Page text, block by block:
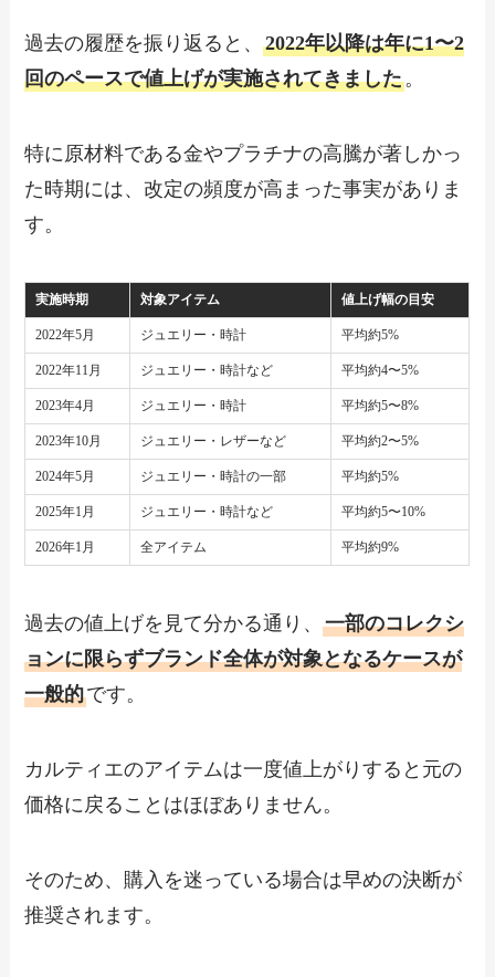
過去の履歴を振り返ると、2022年以降は年に1〜2
回のペースで値上げが実施されてきました。
特に原材料である金やプラチナの高騰が著しかっ
た時期には、改定の頻度が高まった事実がありま
す。
実施時期 対象アイテム 値上げ幅の目安
2022年5月 ジュエリー・時計 平均約5%
2022年11月 ジュエリー・時計など 平均約4〜5%
2023年4月 ジュエリー・時計 平均約5〜8%
2023年10月 ジュエリー・レザーなど 平均約2〜5%
2024年5月 ジュエリー・時計の一部 平均約5%
2025年1月 ジュエリー・時計など 平均約5〜10%
2026年1月 全アイテム 平均約9%
過去の値上げを見て分かる通り、一部のコレクシ
ョンに限らずブランド全体が対象となるケースが
一般的です。
カルティエのアイテムは一度値上がりすると元の
価格に戻ることはほぼありません。
そのため、購入を迷っている場合は早めの決断が
推奨されます。